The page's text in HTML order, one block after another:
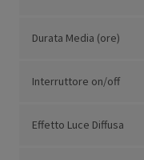
Durata Media (ore)
Interruttore on/off
Effetto Luce Diffusa